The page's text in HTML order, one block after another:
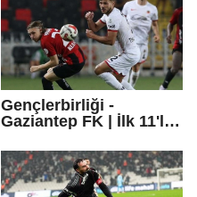
Gençlerbirliği -
Gaziantep FK | İlk 11'ler